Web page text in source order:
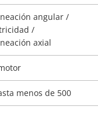
angular /
/
axial
menos de 500